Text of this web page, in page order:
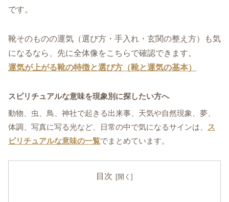
です。
靴そのものの運気（選び方・手入れ・玄関の整え方）も気
になるなら、先に全体像をこちらで確認できます。
運気が上がる靴の特徴と選び方（靴と運気の基本）
スピリチュアルな意味を現象別に探したい方へ
動物、虫、鳥、神社で起きる出来事、天気や自然現象、夢、
体調、写真に写る光など、日常の中で気になるサインは、 ス
ピリチュアルな意味の一覧でまとめています。
目次